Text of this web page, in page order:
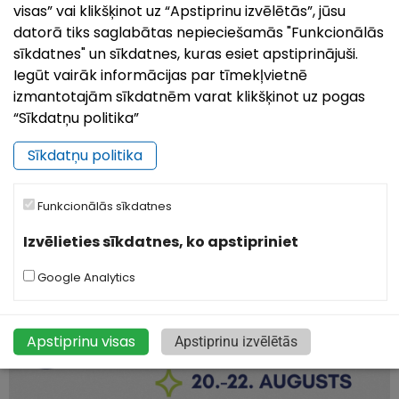
Projektufinansē Eiropas Savienība. Par šī raksta
saturu pilnībā atbild Ludzas novada pašvaldība,
un tas nekādos apstākļos nav uzskatāms par
Eiropas Savienības oficiālo nostāju.
Jaunumi
Visi jaunumi
visas” vai klikšķinot uz “Apstiprinu izvēlētās”, jūsu
datorā tiks saglabātas nepieciešamās "Funkcionālās
sīkdatnes" un sīkdatnes, kuras esiet apstiprinājuši.
Iegūt vairāk informācijas par tīmekļvietnē
izmantotajām sīkdatnēm varat klikšķinot uz pogas
“Sīkdatņu politika”
Sīkdatņu politika
Funkcionālās sīkdatnes
Izvēlieties sīkdatnes, ko apstipriniet
Google Analytics
Apstiprinu visas Apstiprinu izvēlētās